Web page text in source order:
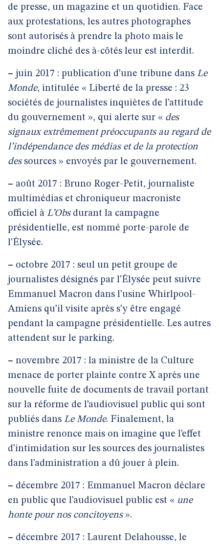
de presse, un magazine et un quotidien. Face
aux protestations, les autres photographes
sont autorisés à prendre la photo mais le
moindre cliché des à-côtés leur est interdit.
– juin 2017 : publication d’une tribune dans Le
Monde, intitulée « Liberté de la presse : 23
sociétés de journalistes inquiètes de l’attitude
du gouvernement », qui alerte sur « des
signaux extrêmement préoccupants au regard de
l’indépendance des médias et de la protection
des sources » envoyés par le gouvernement.
– août 2017 : Bruno Roger-Petit, journaliste
multimédias et chroniqueur macroniste
officiel à L’Obsdurant la campagne
présidentielle, est nommé porte-parole de
l’Élysée.
– octobre 2017 : seul un petit groupe de
journalistes désignés par l’Élysée peut suivre
Emmanuel Macron dans l’usine Whirlpool-
Amiens qu’il visite après s’y être engagé
pendant la campagne présidentielle. Les autres
attendent sur le parking.
– novembre 2017 : la ministre de la Culture
menace de porter plainte contre X après une
nouvelle fuite de documents de travail portant
sur la réforme de l’audiovisuel public qui sont
publiés dans Le Monde. Finalement, la
ministre renonce mais on imagine que l’effet
d’intimidation sur les sources des journalistes
dans l’administration a dû jouer à plein.
– décembre 2017 : Emmanuel Macron déclare
en public que l’audiovisuel public est « une
honte pour nos concitoyens».
– décembre 2017 : Laurent Delahousse, le